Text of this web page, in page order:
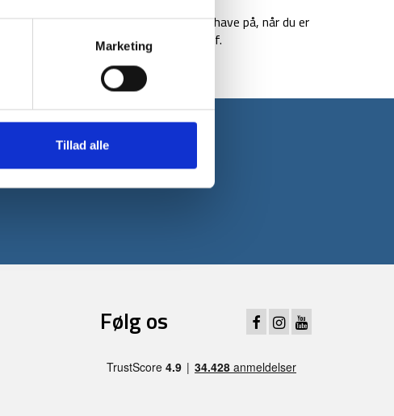
Marketing
Tillad alle
luftig pasform, så den føles rar at have på, når du er
så er den lavet af hurtigtørrende stof.
Følg os